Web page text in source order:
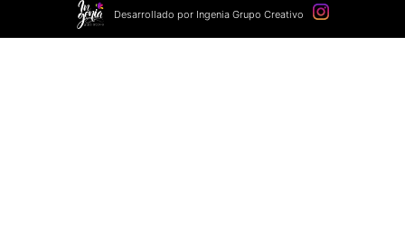
Desarrollado por Ingenia Grupo Creativo